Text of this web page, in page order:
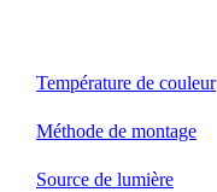
Température de couleur
Méthode de montage
Source de lumière